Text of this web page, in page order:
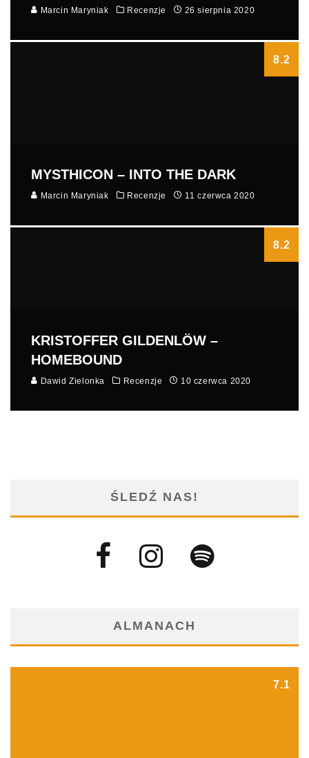
Marcin Maryniak Recenzje 26 sierpnia 2020
8.2
MYSTHICON – INTO THE DARK
Marcin Maryniak Recenzje 11 czerwca 2020
8.2
KRISTOFFER GILDENLÖW –
HOMEBOUND
Dawid Zielonka Recenzje 10 czerwca 2020
ŚLEDŹ NAS!
ALMANACH
7.1